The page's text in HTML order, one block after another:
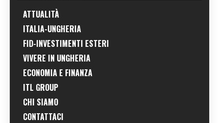
ATTUALITÀ
ITALIA-UNGHERIA
FID-INVESTIMENTI ESTERI
VIVERE IN UNGHERIA
ECONOMIA E FINANZA
ITL GROUP
CHI SIAMO
CONTATTACI